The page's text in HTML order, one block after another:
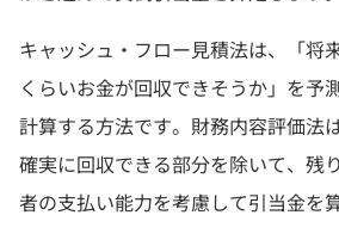
キャッシュ・フロー見積法は、「将
くらいお金が回収できそうか」を予
計算する方法です。財務内容評価法
確実に回収できる部分を除いて、残
者の支払い能力を考慮して引当金を